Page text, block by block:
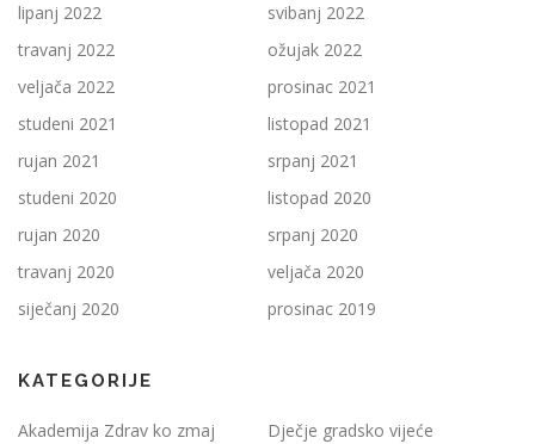
lipanj 2022
svibanj 2022
travanj 2022
ožujak 2022
veljača 2022
prosinac 2021
studeni 2021
listopad 2021
rujan 2021
srpanj 2021
studeni 2020
listopad 2020
rujan 2020
srpanj 2020
travanj 2020
veljača 2020
siječanj 2020
prosinac 2019
KATEGORIJE
Akademija Zdrav ko zmaj
Dječje gradsko vijeće